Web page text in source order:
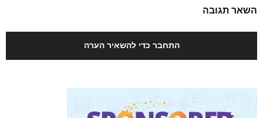
השאר תגובה
התחבר כדי להשאיר הערה